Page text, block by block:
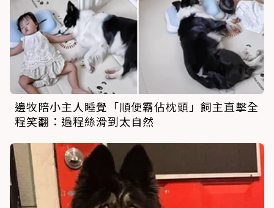
邊牧陪小主人睡覺「順便霸佔枕頭」飼主直擊全
程笑翻：過程絲滑到太自然